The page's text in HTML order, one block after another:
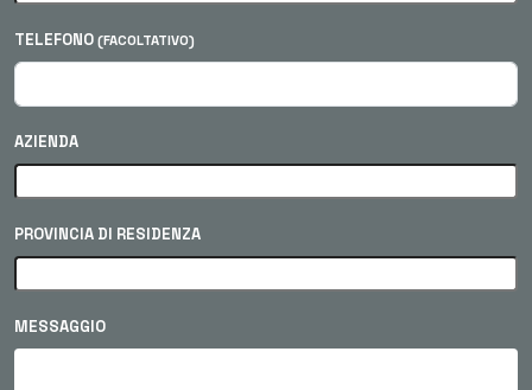
TELEFONO (FACOLTATIVO)
AZIENDA
PROVINCIA DI RESIDENZA
MESSAGGIO